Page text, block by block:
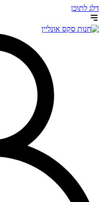
דלג לתוכן